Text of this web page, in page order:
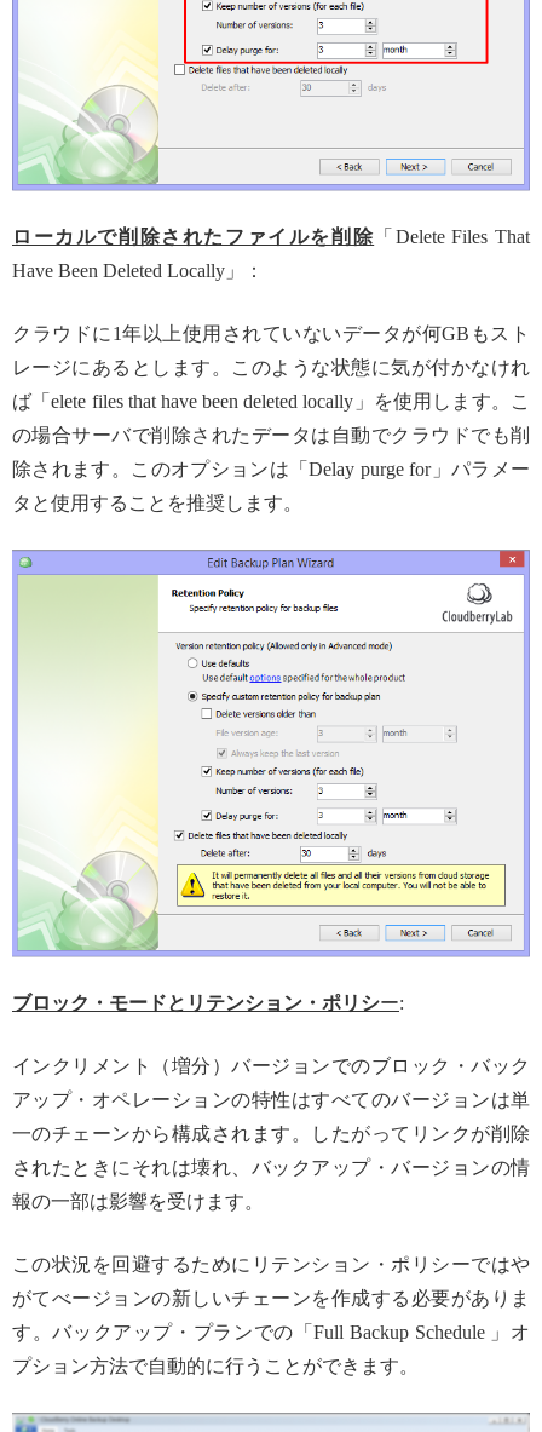
ローカルで削除されたファイルを削除 「Delete Files That
Have Been Deleted Locally」：
クラウドに1年以上使用されていないデータが何GBもスト
レージにあるとします。このような状態に気が付かなけれ
ば「elete files that have been deleted locally」を使用します。こ
の場合サーバで削除されたデータは自動でクラウドでも削
除されます。このオプションは「Delay purge for」パラメー
タと使用することを推奨します。
ブロック・モードとリテンション・ポリシー:
インクリメント（増分）バージョンでのブロック・バック
アップ・オペレーションの特性はすべてのバージョンは単
一のチェーンから構成されます。したがってリンクが削除
されたときにそれは壊れ、バックアップ・バージョンの情
報の一部は影響を受けます。
この状況を回避するためにリテンション・ポリシーではや
がてべージョンの新しいチェーンを作成する必要がありま
す。バックアップ・プランでの「Full Backup Schedule 」オ
プション方法で自動的に行うことができます。